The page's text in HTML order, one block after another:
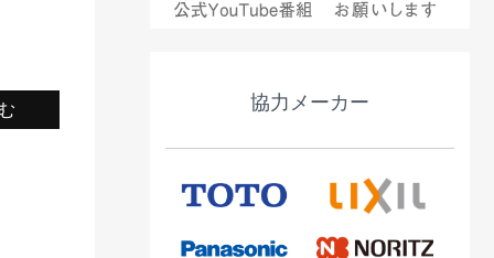
協力メーカー